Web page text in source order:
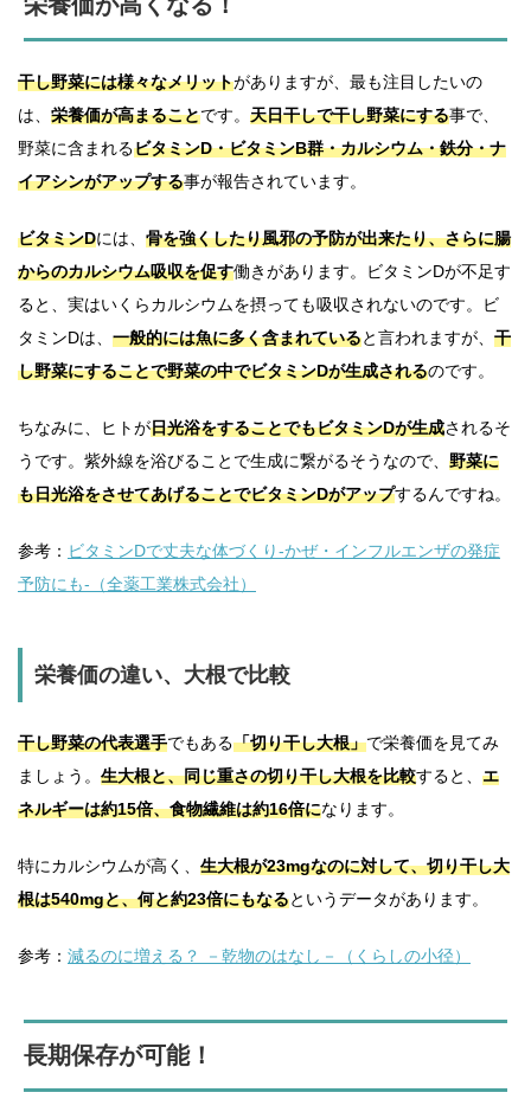
干し野菜には様々なメリットがありますが、最も注目したいの
は、 栄養価が高まることです。 天日干しで干し野菜にする事で、
野菜に含まれるビタミンD・ビタミンB群・カルシウム・鉄分・ナ
イアシンがアップする事が報告されています。
ビタミンDには、 骨を強くしたり風邪の予防が出来たり、さらに腸
からのカルシウム吸収を促す働きがあります。ビタミンDが不足す
ると、実はいくらカルシウムを摂っても吸収されないのです。ビ
タミンDは、 一般的には魚に多く含まれていると言われますが、 干
し野菜にすることで野菜の中でビタミンDが生成されるのです。
ちなみに、ヒトが日光浴をすることでもビタミンDが生成されるそ
うです。紫外線を浴びることで生成に繋がるそうなので、 野菜に
も日光浴をさせてあげることでビタミンDがアップするんですね。
参考： ビタミンDで丈夫な体づくり-かぜ・インフルエンザの発症
予防にも-（全薬工業株式会社）
栄養価の違い、大根で比較
干し野菜の代表選手でもある「切り干し大根」で栄養価を見てみ
ましょう。 生大根と、同じ重さの切り干し大根を比較すると、 エ
ネルギーは約15倍、食物繊維は約16倍になります。
特にカルシウムが高く、 生大根が23mgなのに対して、切り干し大
根は540mgと、何と約23倍にもなるというデータがあります。
参考： 減るのに増える？ －乾物のはなし－（くらしの小径）
長期保存が可能！